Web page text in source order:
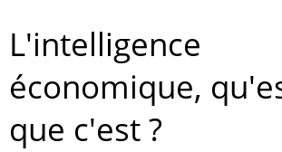
L'intelligence
économique,
que c'est ?